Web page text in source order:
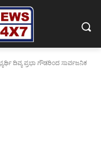
ದಿವ್ಯ ಪ್ರಭಾ ಗೌಡರಿಂದ ಸಾರ್ವಜನಿಕ